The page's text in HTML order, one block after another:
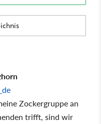
Zockergruppe an
trifft, sind wir